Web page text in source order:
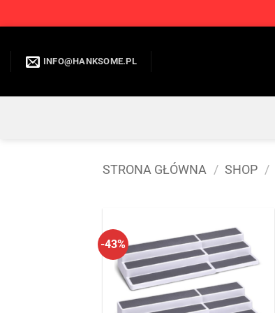
do
zawartości
INFO@HANKSOME.PL
STRONA GŁÓWNA / SHOP /
-43%